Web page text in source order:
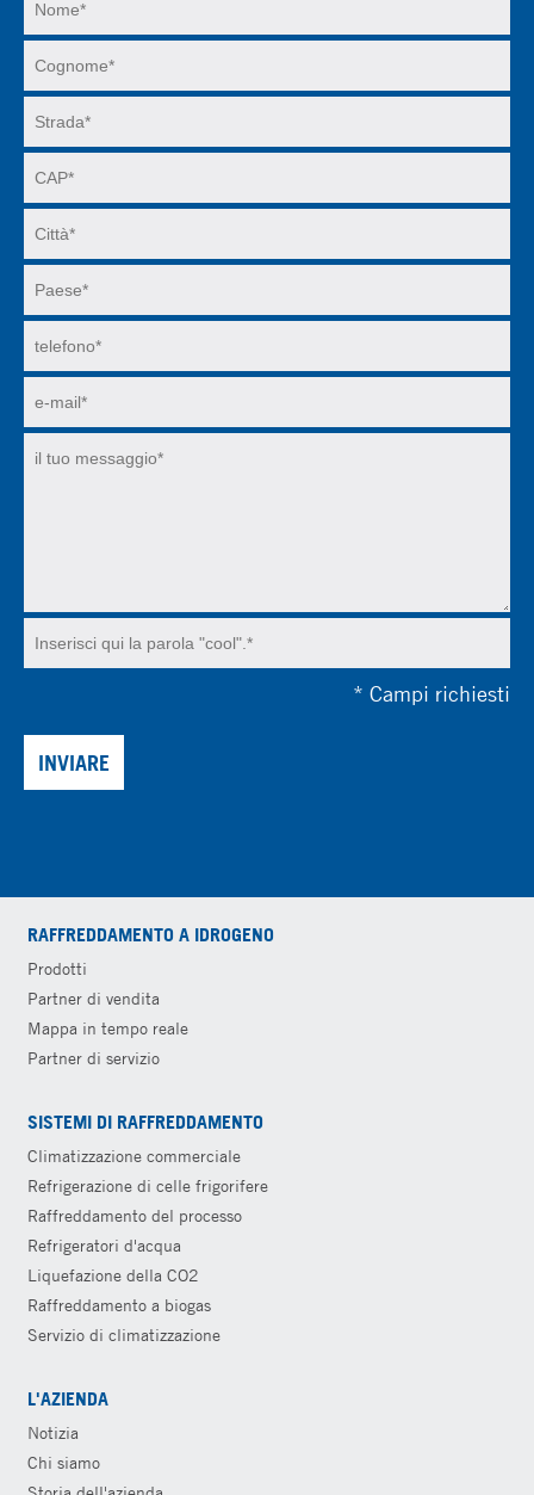
* Campi richiesti
INVIARE
RAFFREDDAMENTO A IDROGENO
Prodotti
Partner di vendita
Mappa in tempo reale
Partner di servizio
SISTEMI DI RAFFREDDAMENTO
Climatizzazione commerciale
Refrigerazione di celle frigorifere
Raffreddamento del processo
Refrigeratori d'acqua
Liquefazione della CO2
Raffreddamento a biogas
Servizio di climatizzazione
L'AZIENDA
Notizia
Chi siamo